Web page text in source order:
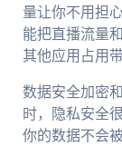
量让你不用担
能把直播流量
其他应用占用带
数据安全加密
时，隐私安全很
你的数据不会